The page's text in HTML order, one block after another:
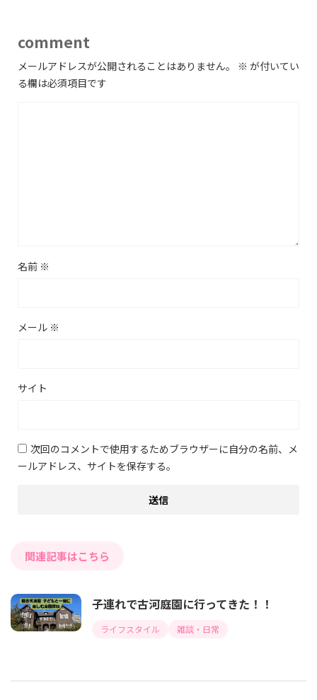
comment
メールアドレスが公開されることはありません。 ※ が付いてい
る欄は必須項目です
名前 ※
メール ※
サイト
次回のコメントで使用するためブラウザーに自分の名前、メ
ールアドレス、サイトを保存する。
関連記事はこちら
子連れで古河庭園に行ってきた！！
ライフスタイル 雑談・日常